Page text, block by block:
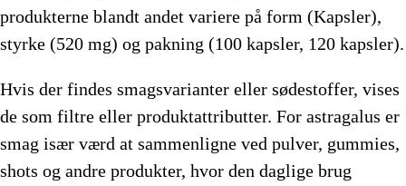
produkterne blandt andet variere på form (Kapsler),
styrke (520 mg) og pakning (100 kapsler, 120 kapsler).
Hvis der findes smagsvarianter eller sødestoffer, vises
de som filtre eller produktattributter. For astragalus er
smag især værd at sammenligne ved pulver, gummies,
shots og andre produkter, hvor den daglige brug